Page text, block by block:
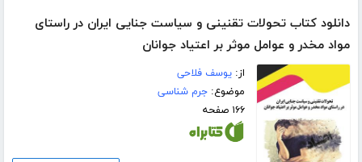
دانلود کتاب تحولات تقنینی و سیاست جنایی ایران در راستای
مواد مخدر و عوامل موثر بر اعتیاد جوانان
از:یوسف فلاحی
موضوع:جرم شناسی
۱۶۶ صفحه